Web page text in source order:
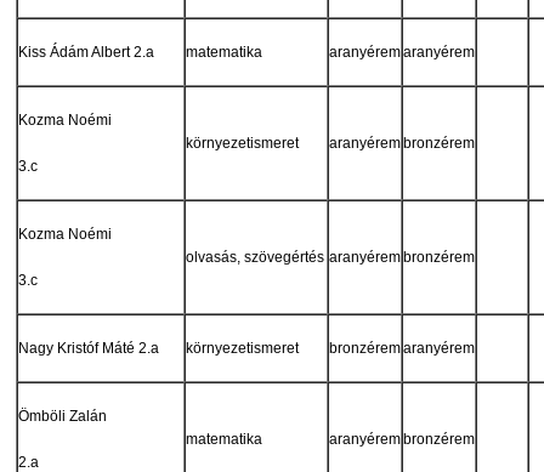
Kiss Ádám Albert 2.a matematika aranyéremaranyérem
Kozma Noémi
3.c
környezetismeret aranyérem bronzérem
Kozma Noémi
3.c
olvasás, szövegértés aranyérem bronzérem
Nagy Kristóf Máté 2.a környezetismeret bronzéremaranyérem
Ömböli Zalán
2.a
matematika aranyérem bronzérem